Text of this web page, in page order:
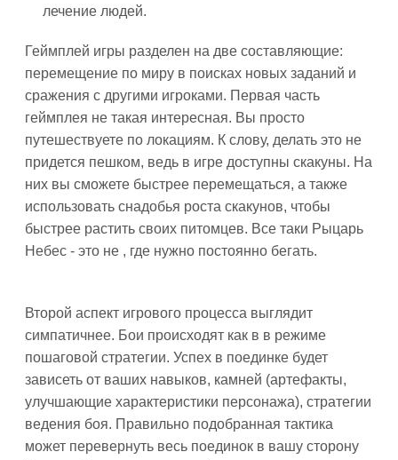
лечение людей.
Геймплей игры разделен на две составляющие:
перемещение по миру в поисках новых заданий и
сражения с другими игроками. Первая часть
геймплея не такая интересная. Вы просто
путешествуете по локациям. К слову, делать это не
придется пешком, ведь в игре доступны скакуны. На
них вы сможете быстрее перемещаться, а также
использовать снадобья роста скакунов, чтобы
быстрее растить своих питомцев. Все таки Рыцарь
Небес - это не , где нужно постоянно бегать.
Второй аспект игрового процесса выглядит
симпатичнее. Бои происходят как в в режиме
пошаговой стратегии. Успех в поединке будет
зависеть от ваших навыков, камней (артефакты,
улучшающие характеристики персонажа), стратегии
ведения боя. Правильно подобранная тактика
может перевернуть весь поединок в вашу сторону